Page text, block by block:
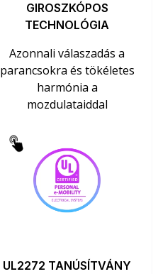
GIROSZKÓPOS
TECHNOLÓGIA
Azonnali válaszadás a
parancsokra és tökéletes
harmónia a
mozdulataiddal
UL2272 TANÚSÍTVÁNY